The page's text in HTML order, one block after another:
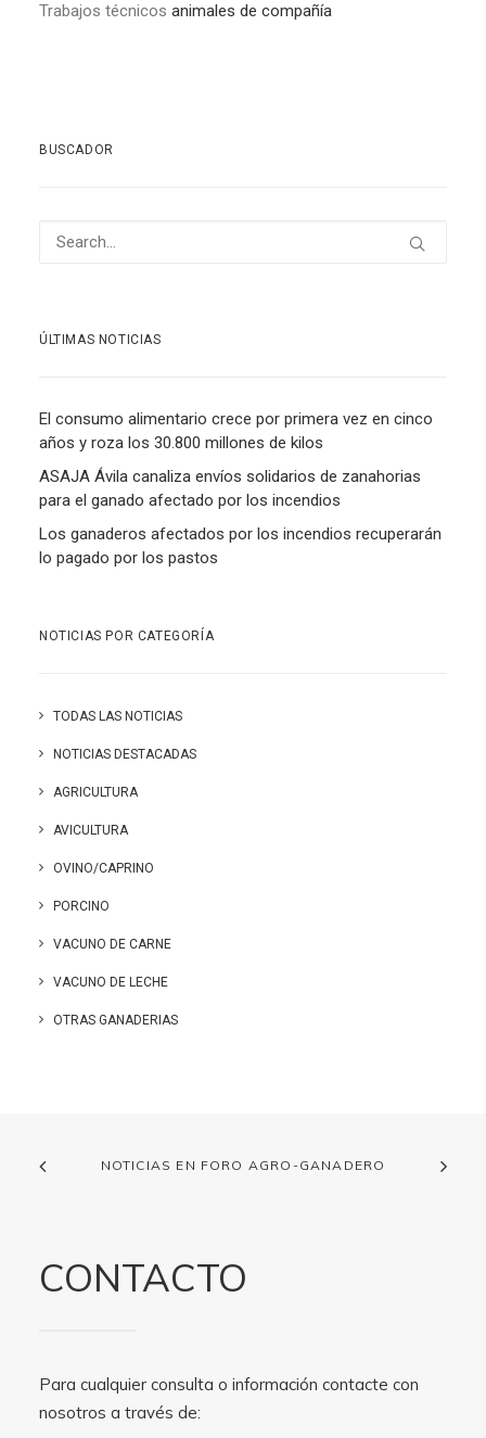
Trabajos técnicos animales de compañía
BUSCADOR
ÚLTIMAS NOTICIAS
El consumo alimentario crece por primera vez en cinco
años y roza los 30.800 millones de kilos
ASAJA Ávila canaliza envíos solidarios de zanahorias
para el ganado afectado por los incendios
Los ganaderos afectados por los incendios recuperarán
lo pagado por los pastos
NOTICIAS POR CATEGORÍA
TODAS LAS NOTICIAS
NOTICIAS DESTACADAS
AGRICULTURA
AVICULTURA
OVINO/CAPRINO
PORCINO
VACUNO DE CARNE
VACUNO DE LECHE
OTRAS GANADERIAS
NOTICIAS EN FORO AGRO-GANADERO
CONTACTO
Para cualquier consulta o información contacte con
nosotros a través de: